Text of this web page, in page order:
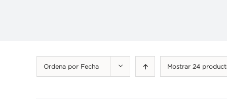
Ordena por Fecha Mostrar 24